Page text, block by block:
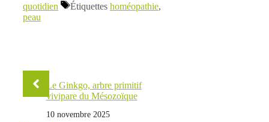
quotidien
Étiquettes homéopathie,
peau
Le Ginkgo, arbre primitif
vivipare du Mésozoïque
10 novembre 2025